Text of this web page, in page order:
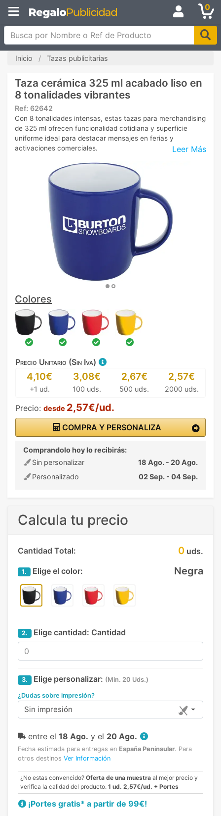
0
Busca por Nombre o Ref de Producto
Inicio Tazas publicitarias
Taza cerámica 325 ml acabado liso en
8 tonalidades vibrantes
Ref: 62642
Leer Más
Con 8 tonalidades intensas, estas tazas para merchandising
de 325 ml ofrecen funcionalidad cotidiana y superficie
uniforme ideal para destacar mensajes en ferias y
activaciones comerciales.
Colores
Precio Unitario (Sin Iva)
4,10€
+1 ud.
3,08€
100 uds.
2,67€
500 uds.
2,57€
2000 uds.
Precio: desde 2,57€/ud.
COMPRA Y PERSONALIZA
Comprandolo hoy lo recibirás:
Sin personalizar
18 Ago. - 20 Ago.
Personalizado
02 Sep. - 04 Sep.
Calcula tu precio
Cantidad Total: 0 uds.
1. Elige el color: Negra
2. Elige cantidad: Cantidad
3. Elige personalizar: (Min. 20 Uds.)
¿Dudas sobre impresión?
Sin impresión
entre el 18 Ago. y el 20 Ago.
Fecha estimada para entregas en España Peninsular. Para
otros destinos Ver Información
¿No estas convencido? Oferta de una muestra al mejor precio y
verifica la calidad del producto. 1 ud. 2,57€/ud. + Portes
¡Portes gratis* a partir de 99€!